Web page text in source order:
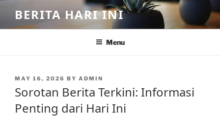
content
BERITA HARI INI
Menu
POSTED
MAY 16, 2026 BY ADMIN
Sorotan Berita Terkini: Informasi
Penting dari Hari Ini